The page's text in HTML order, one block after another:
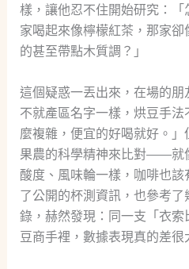
樣，讓他忍不住開始研究：
家喝起來像檸檬紅茶，那家
的甚至帶點木質調？」
這個疑惑一丟出來，在場的
不就產區名字一樣，烘豆手
麼複雜，便宜的好喝就好。」
果農的科學精神來比對——就
酸度、風味輪一樣，咖啡也
了公開的杯測資訊，也參考
錄，赫然發現：同一支「衣
豆商手裡，數據表現真的差很